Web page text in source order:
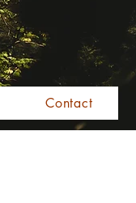
Contact